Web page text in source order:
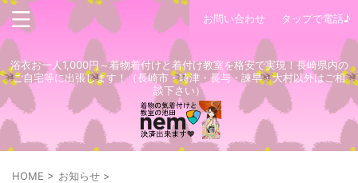
お問い合わせ タップで電話♪
浴衣お一人1,000円～着物着付けと着付け教室を格安で実現！長崎県内の
ご自宅等に出張します！（長崎市・時津・長与・諫早・大村以外はご相
談下さい）
HOME > お知らせ >